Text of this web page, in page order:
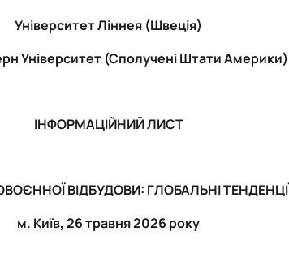
Університет Ліннея (Швеція)
Університет (Сполучені Штати Америки)
ІНФОРМАЦІЙНИЙ ЛИСТ
ВІДБУДОВИ: ГЛОБАЛЬНІ
м. Київ, 26 травня 2026 року